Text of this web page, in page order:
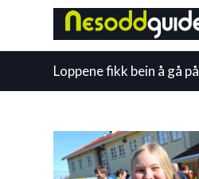
Loppene fikk bein å gå på